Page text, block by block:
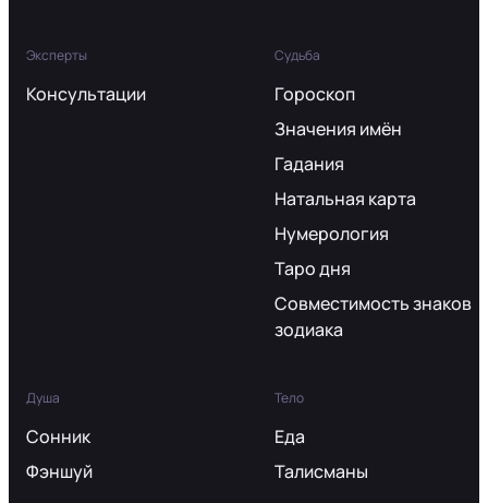
Эксперты
Консультации
Судьба
Гороскоп
Значения имён
Гадания
Натальная карта
Нумерология
Таро дня
Совместимость знаков
зодиака
Душа
Сонник
Фэншуй
Тело
Еда
Талисманы